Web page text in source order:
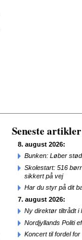
Seneste artikler
8. august 2026:
Bunken: Løber
Skolestart: 516
sikkert på vej
Har du styr på dit
7. august 2026:
Ny direktør tiltrådt i
Nordjyllands Politi
Koncert til fordel